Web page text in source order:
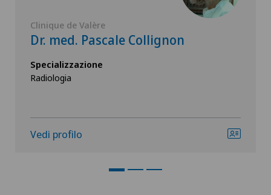
Clinique de Valère
Dr. med. Pascale Collignon
Specializzazione
Radiologia
Vedi profilo